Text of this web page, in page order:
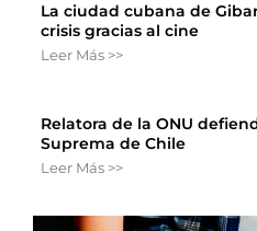
La ciudad cubana de
crisis gracias al cine
Leer Más >>
Relatora de la ONU
Suprema de Chile
Leer Más >>